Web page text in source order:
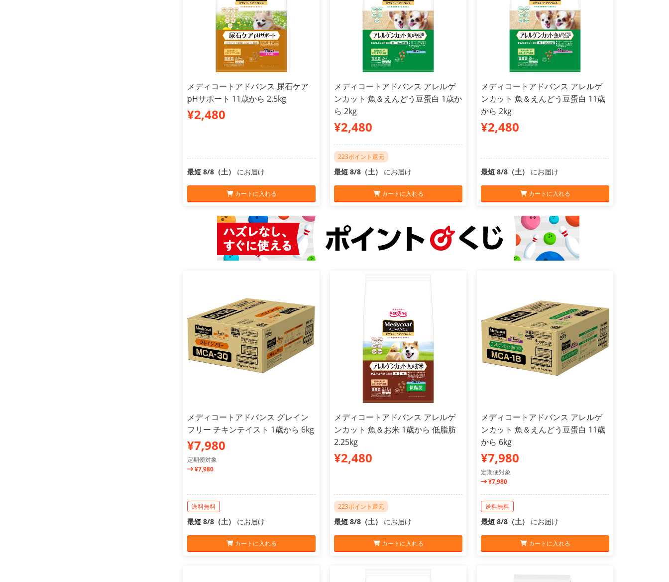
メディコートアドバンス 尿石ケア
pHサポート 11歳から 2.5kg
¥2,480
最短 8/8（土） にお届け
カートに入れる
メディコートアドバンス アレルゲ
ンカット 魚＆えんどう豆蛋白 1歳か
ら 2kg
¥2,480
223ポイント還元
最短 8/8（土） にお届け
カートに入れる
メディコートアドバンス アレルゲ
ンカット 魚＆えんどう豆蛋白 11歳
から 2kg
¥2,480
最短 8/8（土） にお届け
カートに入れる
メディコートアドバンス グレイン
フリー チキンテイスト 1歳から 6kg
¥7,980
定期便対象
¥7,980
送料無料
最短 8/8（土） にお届け
カートに入れる
メディコートアドバンス アレルゲ
ンカット 魚＆お米 1歳から 低脂肪
2.25kg
¥2,480
223ポイント還元
最短 8/8（土） にお届け
カートに入れる
メディコートアドバンス アレルゲ
ンカット 魚＆えんどう豆蛋白 11歳
から 6kg
¥7,980
定期便対象
¥7,980
送料無料
最短 8/8（土） にお届け
カートに入れる